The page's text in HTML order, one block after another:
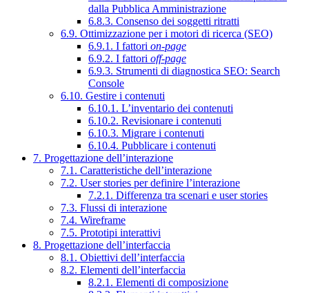
dalla Pubblica Amministrazione
6.8.3. Consenso dei soggetti ritratti
6.9. Ottimizzazione per i motori di ricerca (SEO)
6.9.1. I fattori on-page
6.9.2. I fattori off-page
6.9.3. Strumenti di diagnostica SEO: Search
Console
6.10. Gestire i contenuti
6.10.1. L’inventario dei contenuti
6.10.2. Revisionare i contenuti
6.10.3. Migrare i contenuti
6.10.4. Pubblicare i contenuti
7. Progettazione dell’interazione
7.1. Caratteristiche dell’interazione
7.2. User stories per definire l’interazione
7.2.1. Differenza tra scenari e user stories
7.3. Flussi di interazione
7.4. Wireframe
7.5. Prototipi interattivi
8. Progettazione dell’interfaccia
8.1. Obiettivi dell’interfaccia
8.2. Elementi dell’interfaccia
8.2.1. Elementi di composizione